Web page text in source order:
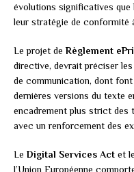
évolutions significatives que
leur stratégie de conformité
Le projet deRèglement
directive, devrait préciser
de communication, dont
dernières versions du texte
encadrement plus strict des
avec un renforcement des
Le Digital Services Act et le
l’Union Européenne